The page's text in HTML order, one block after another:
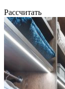
Рассчитать